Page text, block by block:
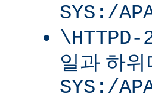
SYS:/
\HTTPD-
일과 하
SYS:/